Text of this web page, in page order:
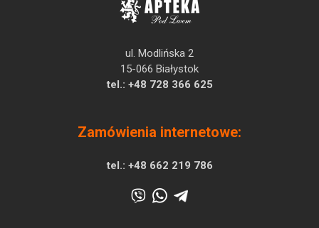
ul. Modlińska 2
15-066 Białystok
tel.: +48 728 366 625
Zamówienia internetowe:
tel.: +48 662 219 786